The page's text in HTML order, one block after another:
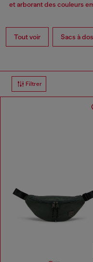
et arborant des couleurs
Tout voir Sacs à dos
Filtrer